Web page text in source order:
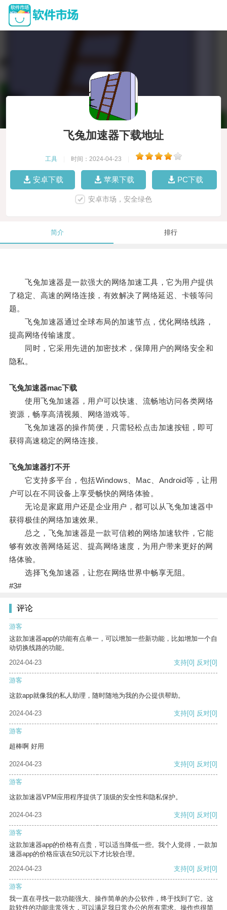
飞兔加速器下载地址
工具 时间：2024-04-23
安卓下载 苹果下载 PC下载
安卓市场，安全绿色
简介 排行
飞兔加速器是一款强大的网络加速工具，它为用户提供
了稳定、高速的网络连接，有效解决了网络延迟、卡顿等问
题。
飞兔加速器通过全球布局的加速节点，优化网络线路，
提高网络传输速度。
同时，它采用先进的加密技术，保障用户的网络安全和
隐私。
飞兔加速器mac下载
使用飞兔加速器，用户可以快速、流畅地访问各类网络
资源，畅享高清视频、网络游戏等。
飞兔加速器的操作简便，只需轻松点击加速按钮，即可
获得高速稳定的网络连接。
飞兔加速器打不开
它支持多平台，包括Windows、Mac、Android等，让用
户可以在不同设备上享受畅快的网络体验。
无论是家庭用户还是企业用户，都可以从飞兔加速器中
获得极佳的网络加速效果。
总之，飞兔加速器是一款可信赖的网络加速软件，它能
够有效改善网络延迟、提高网络速度，为用户带来更好的网
络体验。
选择飞兔加速器，让您在网络世界中畅享无阻。
#3#
评论
游客
这款加速器app的功能有点单一，可以增加一些新功能，比如增加一个自
动切换线路的功能。
2024-04-23
支持[0] 反对[0]
游客
这款app就像我的私人助理，随时随地为我的办公提供帮助。
2024-04-23 支持[0] 反对[0]
游客
超棒啊 好用
2024-04-23 支持[0] 反对[0]
游客
这款加速器VPM应用程序提供了顶级的安全性和隐私保护。
2024-04-23 支持[0] 反对[0]
游客
这款加速器app的价格有点贵，可以适当降低一些。我个人觉得，一款加
速器app的价格应该在50元以下才比较合理。
2024-04-23
支持[0] 反对[0]
游客
我一直在寻找一款功能强大、操作简单的办公软件，终于找到了它。这
款软件的功能非常强大，可以满足我日常办公的所有需求。操作也很简